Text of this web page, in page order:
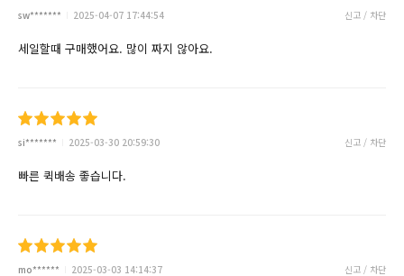
sw******* 2025-04-07 17:44:54 신고 / 차단
세일할때 구매했어요. 많이 짜지 않아요.
si******* 2025-03-30 20:59:30 신고 / 차단
빠른 퀵배송 좋습니다.
mo****** 2025-03-03 14:14:37 신고 / 차단